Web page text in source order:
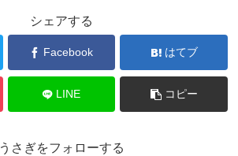
シェアする
Facebook はてブ
LINE コピー
うさぎをフォローする